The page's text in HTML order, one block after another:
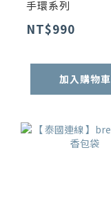
手環系列
NT$990
加入購物車